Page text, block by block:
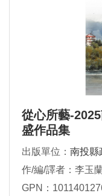
從心所藝-
盛作品集
出版單位： 南投縣
作/編/譯者：李玉
GPN：